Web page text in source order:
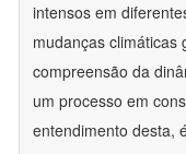
intensos em
mudanças climáticas
compreensão da
um processo em
entendimento desta,